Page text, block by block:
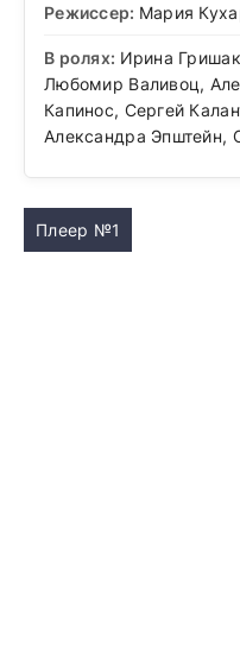
Режиссер: Мария
В ролях: Ирина
Любомир Валивоц,
Капинос, Сергей
Александра Эпштейн,
Плеер №1